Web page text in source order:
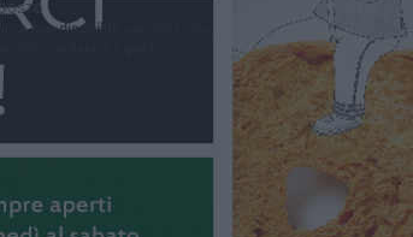
con disabilità vandalizzata,